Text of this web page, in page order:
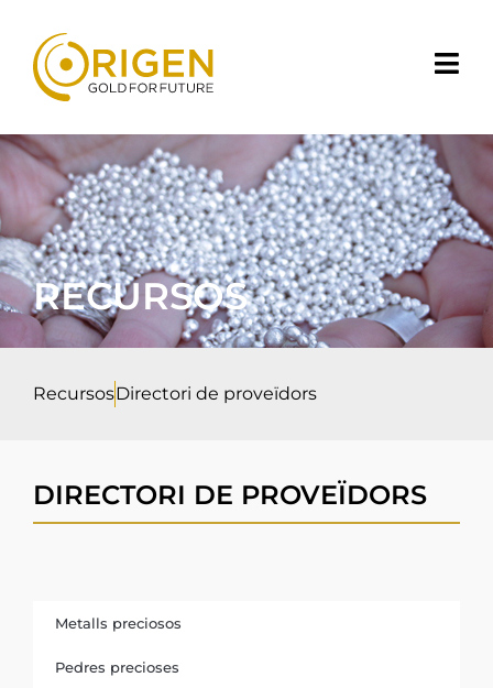
RECURSOS
RecursosDirectori de proveïdors
DIRECTORI DE PROVEÏDORS
Metalls preciosos
Pedres precioses